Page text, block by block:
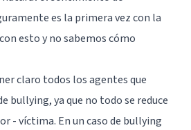
es la primera vez con la
esto y no sabemos cómo
claro todos los agentes que
bullying, ya que no todo se reduce
- víctima. En un caso de bullying